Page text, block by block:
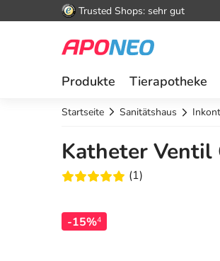
Trusted Shops: sehr gut
Produkte Tierapotheke
Startseite Sanitätshaus
Katheter Ventil
(1)
-15%4